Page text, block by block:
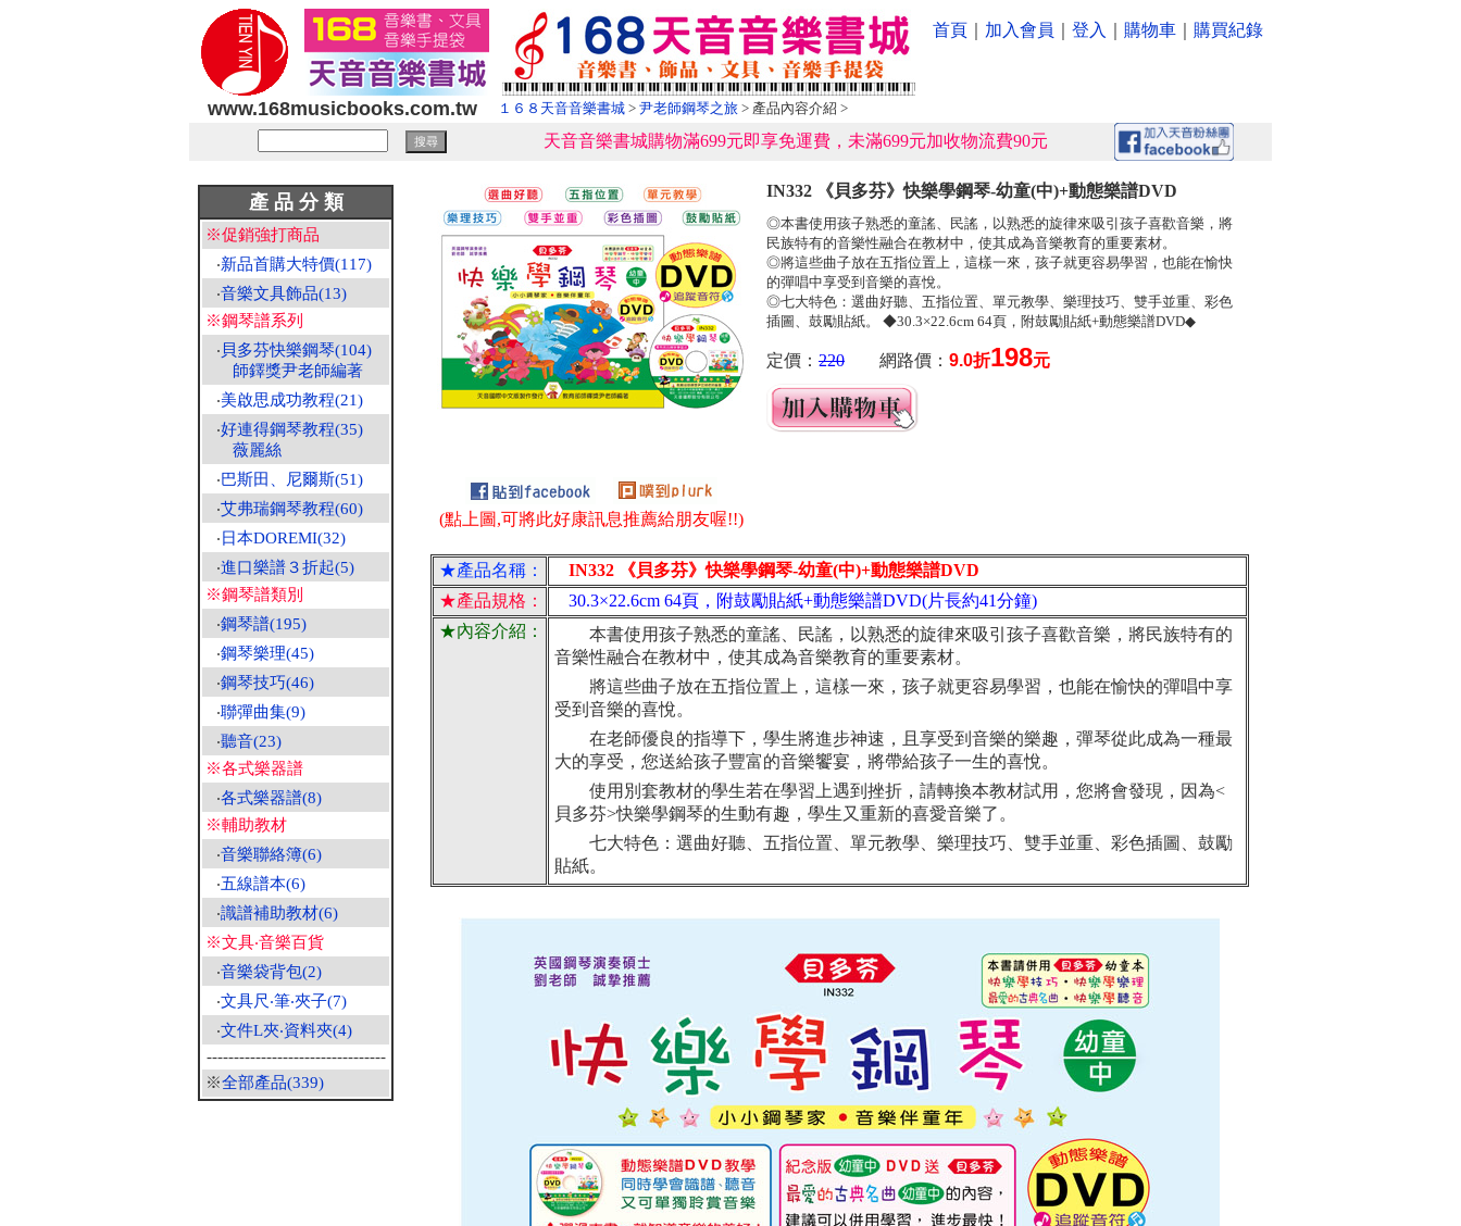
首頁 加入會員 登入 購物車 購買紀錄
www.168musicbooks.com.tw １６８天音音樂書城 > 尹老師鋼琴之旅 > 產品內容介紹 >
天音音樂書城購物滿699元即享免運費，未滿699元加收物流費90元
產 品 分 類
※促銷強打商品
‧新品首購大特價(117)
‧音樂文具飾品(13)
※鋼琴譜系列
‧ 貝多芬快樂鋼琴(104)
師鐸獎尹老師編著
‧美啟思成功教程(21)
‧好連得鋼琴教程(35)
薇麗絲
‧巴斯田、尼爾斯(51)
‧艾弗瑞鋼琴教程(60)
‧ 日本DOREMI(32)
‧進口樂譜３折起(5)
※鋼琴譜類別
‧鋼琴譜(195)
‧鋼琴樂理(45)
‧鋼琴技巧(46)
‧聯彈曲集(9)
‧聽音(23)
※各式樂器譜
‧各式樂器譜(8)
※輔助教材
‧音樂聯絡簿(6)
‧五線譜本(6)
‧識譜補助教材(6)
※文具‧音樂百貨
‧音樂袋背包(2)
‧文具尺‧筆‧夾子(7)
‧文件L夾‧資料夾(4)
---------------------------------
※全部產品(339)
(點上圖,可將此好康訊息推薦給朋友喔!!)
IN332 《貝多芬》快樂學鋼琴-幼童(中)+動態樂譜DVD
◎本書使用孩子熟悉的童謠、民謠，以熟悉的旋律來吸引孩子喜歡音樂，將
民族特有的音樂性融合在教材中，使其成為音樂教育的重要素材。
◎將這些曲子放在五指位置上，這樣一來，孩子就更容易學習，也能在愉快
的彈唱中享受到音樂的喜悅。
◎七大特色：選曲好聽、五指位置、單元教學、樂理技巧、雙手並重、彩色
插圖、鼓勵貼紙。 ◆30.3×22.6cm 64頁，附鼓勵貼紙+動態樂譜DVD◆
定價： 220 網路價： 9.0折198元
★產品名稱：
IN332 《貝多芬》快樂學鋼琴-幼童(中)+動態樂譜DVD
★產品規格：
30.3×22.6cm 64頁，附鼓勵貼紙+動態樂譜DVD(片長約41分鐘)
★內容介紹：
本書使用孩子熟悉的童謠、民謠，以熟悉的旋律來吸引孩子喜歡音樂，將民族特有的
音樂性融合在教材中，使其成為音樂教育的重要素材。
將這些曲子放在五指位置上，這樣一來，孩子就更容易學習，也能在愉快的彈唱中享
受到音樂的喜悅。
在老師優良的指導下，學生將進步神速，且享受到音樂的樂趣，彈琴從此成為一種最
大的享受，您送給孩子豐富的音樂饗宴，將帶給孩子一生的喜悅。
使用別套教材的學生若在學習上遇到挫折，請轉換本教材試用，您將會發現，因為<
貝多芬>快樂學鋼琴的生動有趣，學生又重新的喜愛音樂了。
七大特色：選曲好聽、五指位置、單元教學、樂理技巧、雙手並重、彩色插圖、鼓勵
貼紙。